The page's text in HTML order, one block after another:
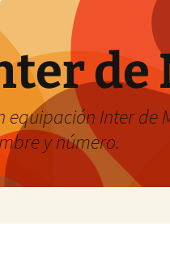
de
equipación Inter
y número.